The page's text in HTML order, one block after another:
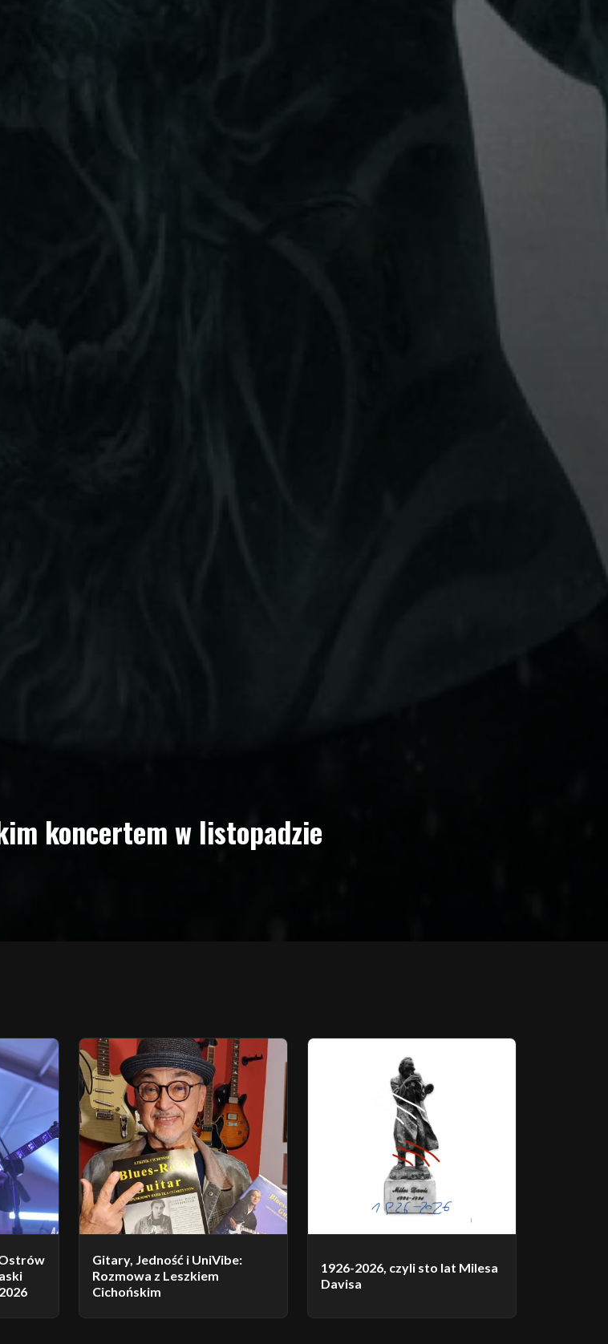
koncertem w listopadzie
Gitary, Jedność i UniVibe:
Rozmowa z Leszkiem
Cichońskim
1926-2026, czyli sto lat Milesa
Davisa